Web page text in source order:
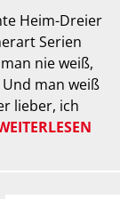
Heim-Dreier
Serien
nie weiß,
man weiß
lieber, ich